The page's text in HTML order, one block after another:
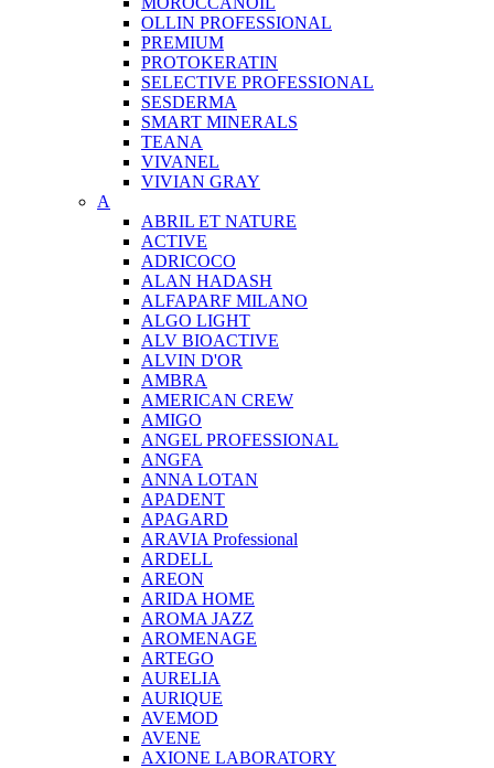
OLLIN PROFESSIONAL
PREMIUM
PROTOKERATIN
SELECTIVE PROFESSIONAL
SESDERMA
SMART MINERALS
TEANA
VIVANEL
VIVIAN GRAY
A
ABRIL ET NATURE
ACTIVE
ADRICOCO
ALAN HADASH
ALFAPARF MILANO
ALGO LIGHT
ALV BIOACTIVE
ALVIN D'OR
AMBRA
AMERICAN CREW
AMIGO
ANGEL PROFESSIONAL
ANGFA
ANNA LOTAN
APADENT
APAGARD
ARAVIA Professional
ARDELL
AREON
ARIDA HOME
AROMA JAZZ
AROMENAGE
ARTEGO
AURELIA
AURIQUE
AVEMOD
AVENE
AXIONE LABORATORY